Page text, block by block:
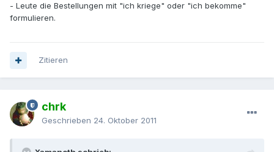
- Leute die Bestellungen mit "ich kriege" oder "ich bekomme"
formulieren.
Zitieren
chrk
Geschrieben 24. Oktober 2011